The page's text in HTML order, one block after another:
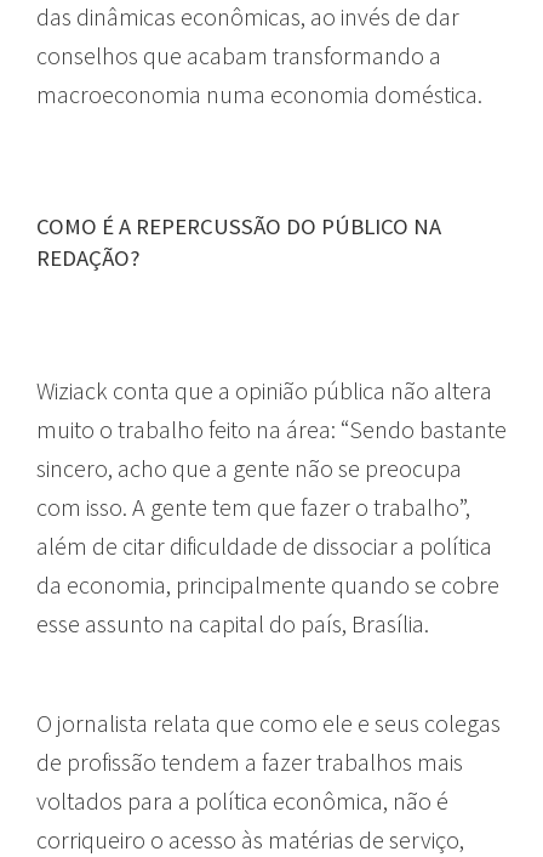
das dinâmicas econômicas, ao invés de dar
conselhos que acabam transformando a
macroeconomia numa economia doméstica.
COMO É A REPERCUSSÃO DO PÚBLICO NA
REDAÇÃO?
Wiziack conta que a opinião pública não altera
muito o trabalho feito na área: “Sendo bastante
sincero, acho que a gente não se preocupa
com isso. A gente tem que fazer o trabalho”,
além de citar dificuldade de dissociar a política
da economia, principalmente quando se cobre
esse assunto na capital do país, Brasília.
O jornalista relata que como ele e seus colegas
de profissão tendem a fazer trabalhos mais
voltados para a política econômica, não é
corriqueiro o acesso às matérias de serviço,